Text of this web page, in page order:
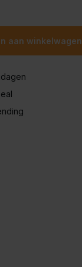
aan winkelwagen